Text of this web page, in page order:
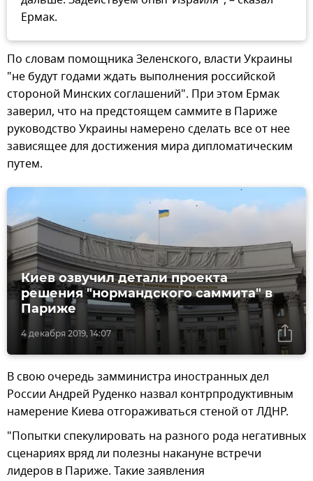
Ермак.
По словам помощника Зеленского, власти Украины
"не будут годами ждать выполнения российской
стороной Минских соглашений". При этом Ермак
заверил, что на предстоящем саммите в Париже
руководство Украины намерено сделать все от нее
зависящее для достижения мира дипломатическим
путем.
4 декабря 2019, 14:07
Киев озвучил детали проекта
решения "нормандского саммита" в
Париже
В свою очередь замминистра иностранных дел
России Андрей Руденко назвал контрпродуктивным
намерение Киева отгораживаться стеной от ЛДНР.
"Попытки спекулировать на разного рода негативных
сценариях вряд ли полезны накануне встречи
лидеров в Париже. Такие заявления